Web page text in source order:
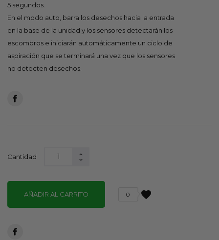
5 segundos.
En el modo auto, barra los desechos hacia la entrada
en la base de la unidad y los sensores detectarán los
escombros e iniciarán automáticamente un ciclo de
aspiración que se terminará una vez que los sensores
no detecten desechos.
Cantidad
AÑADIR AL CARRITO favorite
0